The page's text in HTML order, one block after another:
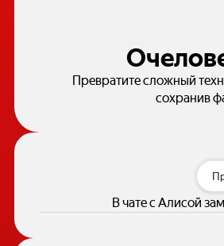
Превратите сложный
сохранив
В чате с Алисой